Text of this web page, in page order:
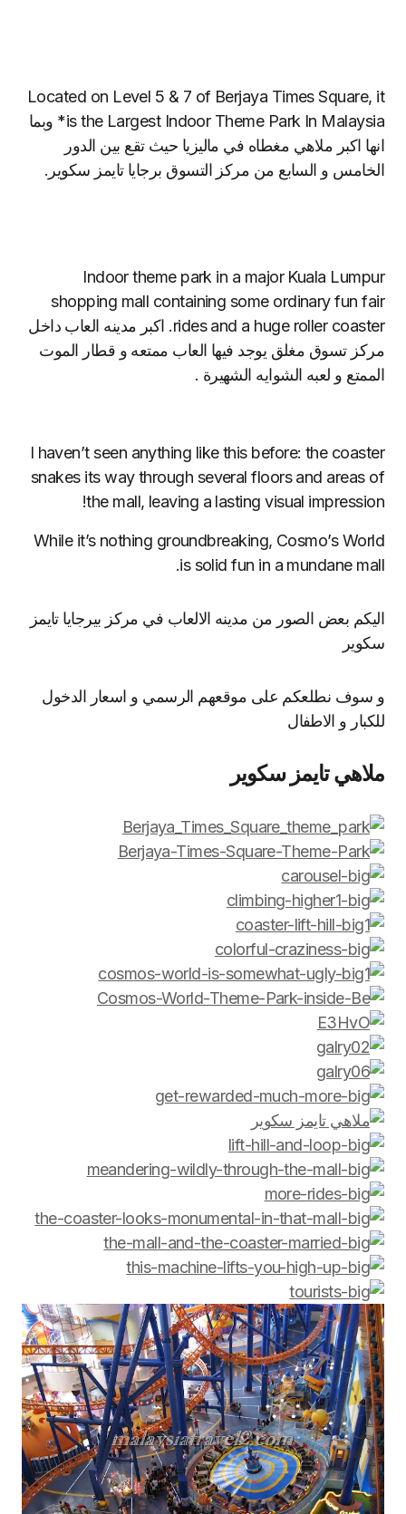
Located on Level 5 & 7 of Berjaya Times Square, it
is the Largest Indoor Theme Park In Malaysia* وبما
انها اكبر ملاهي مغطاه في ماليزيا حيث تقع بين الدور
الخامس و السابع من مركز التسوق برجايا تايمز سكوير.
Indoor theme park in a major Kuala Lumpur
shopping mall containing some ordinary fun fair
rides and a huge roller coaster. اكبر مدينه العاب داخل
مركز تسوق مغلق يوجد فيها العاب ممتعه و قطار الموت
الممتع و لعبه الشوايه الشهيرة .
I haven’t seen anything like this before: the coaster
snakes its way through several floors and areas of
the mall, leaving a lasting visual impression!
While it’s nothing groundbreaking, Cosmo’s World
is solid fun in a mundane mall.
اليكم بعض الصور من مدينه الالعاب في مركز بيرجايا تايمز
سكوير
و سوف نطلعكم على موقعهم الرسمي و اسعار الدخول
للكبار و الاطفال
ملاهي تايمز سكوير